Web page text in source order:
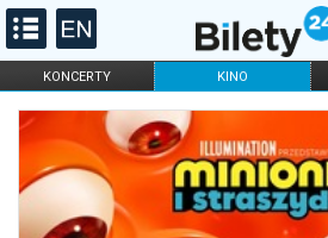
KONCERTY KINO
FILHARMONIA OPERA I BALET
DLA DZIECI
ONLINE